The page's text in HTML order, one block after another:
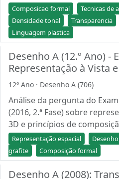
Composicao formal Tecnicas de
Densidade tonal
Transparencia
Linguagem plastica
Desenho A (12.º Ano) -
Representação à Vista
12º Ano · Desenho A (706)
Análise da pergunta do
(2016, 2.ª Fase) sobre
3D e princípios de
Representação espacial
grafite
Composição formal
Desenho A (2008):